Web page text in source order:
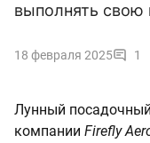
выполнять
18 февраля 2025 1
Лунный
компании Firefly